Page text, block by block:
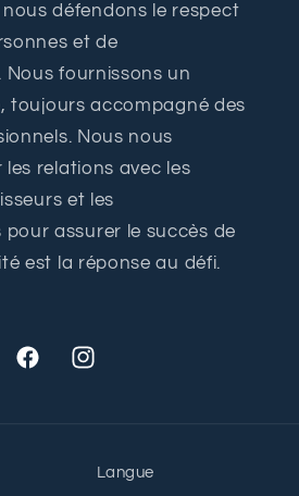
nous défendons le respect
et de
Nous fournissons un
toujours accompagné des
Nous nous
relations avec les
et les
assurer le succès de
est la réponse au défi.
FacebookInstagram
Langue